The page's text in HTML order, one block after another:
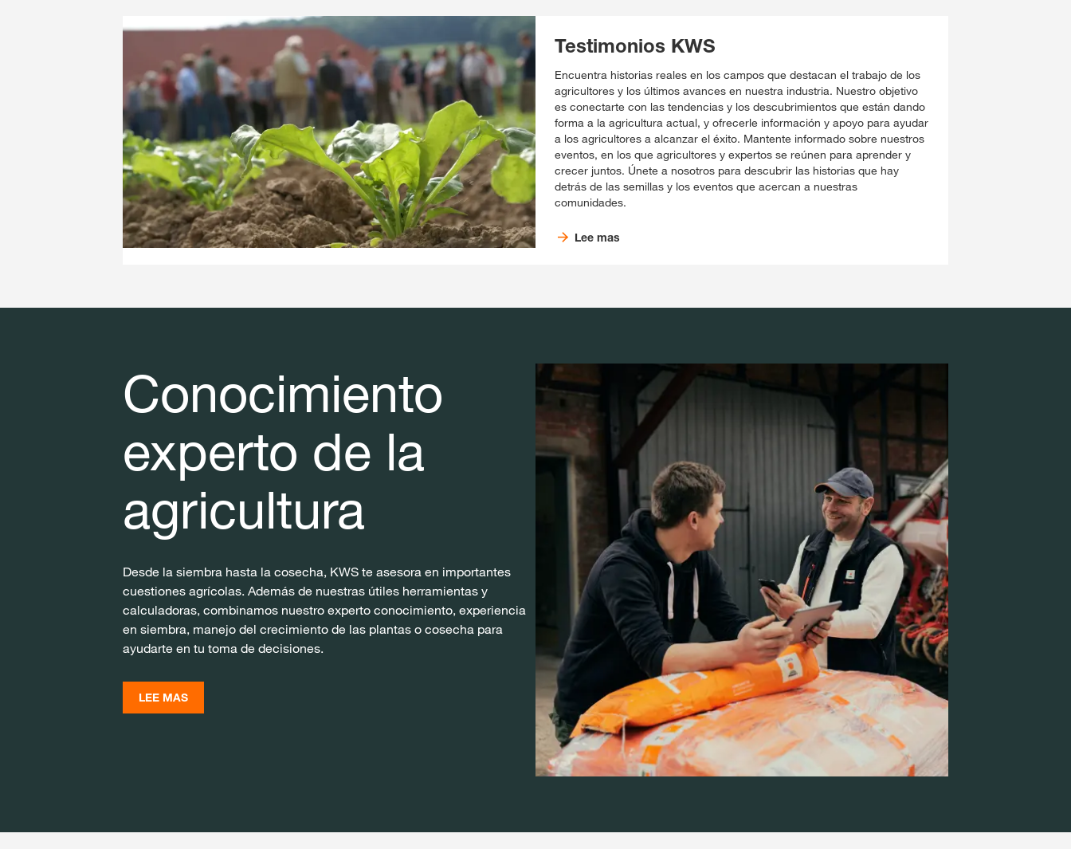
Testimonios KWS
Encuentra historias reales en los campos que destacan el trabajo de los
agricultores y los últimos avances en nuestra industria. Nuestro objetivo
es conectarte con las tendencias y los descubrimientos que están dando
forma a la agricultura actual, y ofrecerle información y apoyo para ayudar
a los agricultores a alcanzar el éxito. Mantente informado sobre nuestros
eventos, en los que agricultores y expertos se reúnen para aprender y
crecer juntos. Únete a nosotros para descubrir las historias que hay
detrás de las semillas y los eventos que acercan a nuestras
comunidades.
Lee mas
Conocimiento
experto de la
agricultura
Desde la siembra hasta la cosecha, KWS te asesora en importantes
cuestiones agrícolas. Además de nuestras útiles herramientas y
calculadoras, combinamos nuestro experto conocimiento, experiencia
en siembra, manejo del crecimiento de las plantas o cosecha para
ayudarte en tu toma de decisiones.
LEE MAS